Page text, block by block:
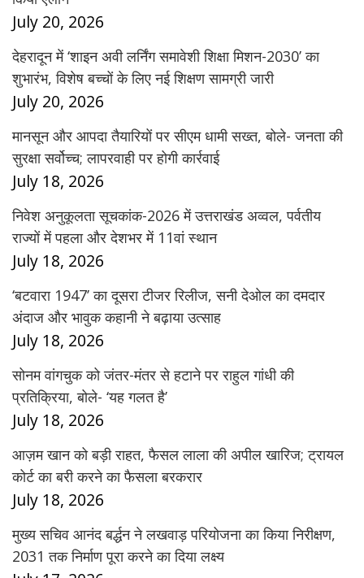
July 20, 2026
देहरादून में ‘शाइन अवी लर्निंग समावेशी शिक्षा मिशन-2030’ का
शुभारंभ, विशेष बच्चों के लिए नई शिक्षण सामग्री जारी
July 20, 2026
मानसून और आपदा तैयारियों पर सीएम धामी सख्त, बोले- जनता की
सुरक्षा सर्वोच्च; लापरवाही पर होगी कार्रवाई
July 18, 2026
निवेश अनुकूलता सूचकांक-2026 में उत्तराखंड अव्वल, पर्वतीय
राज्यों में पहला और देशभर में 11वां स्थान
July 18, 2026
‘बटवारा 1947’ का दूसरा टीजर रिलीज, सनी देओल का दमदार
अंदाज और भावुक कहानी ने बढ़ाया उत्साह
July 18, 2026
सोनम वांगचुक को जंतर-मंतर से हटाने पर राहुल गांधी की
प्रतिक्रिया, बोले- ‘यह गलत है’
July 18, 2026
आज़म खान को बड़ी राहत, फैसल लाला की अपील खारिज; ट्रायल
कोर्ट का बरी करने का फैसला बरकरार
July 18, 2026
मुख्य सचिव आनंद बर्द्धन ने लखवाड़ परियोजना का किया निरीक्षण,
2031 तक निर्माण पूरा करने का दिया लक्ष्य